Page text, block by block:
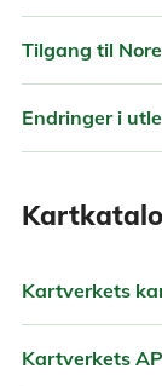
Tilgang til
Endringer i
Kartverkets
Kartverkets